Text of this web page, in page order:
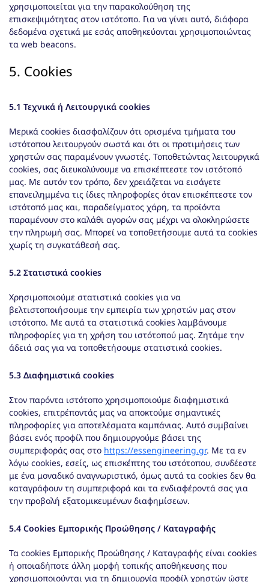
χρησιμοποιείται για την παρακολούθηση της
επισκεψιμότητας στον ιστότοπο. Για να γίνει αυτό, διάφορα
δεδομένα σχετικά με εσάς αποθηκεύονται χρησιμοποιώντας
τα web beacons.
5. Cookies
5.1 Τεχνικά ή Λειτουργικά cookies
Μερικά cookies διασφαλίζουν ότι ορισμένα τμήματα του
ιστότοπου λειτουργούν σωστά και ότι οι προτιμήσεις των
χρηστών σας παραμένουν γνωστές. Τοποθετώντας λειτουργικά
cookies, σας διευκολύνουμε να επισκέπτεστε τον ιστότοπό
μας. Με αυτόν τον τρόπο, δεν χρειάζεται να εισάγετε
επανειλημμένα τις ίδιες πληροφορίες όταν επισκέπτεστε τον
ιστότοπό μας και, παραδείγματος χάρη, τα προϊόντα
παραμένουν στο καλάθι αγορών σας μέχρι να ολοκληρώσετε
την πληρωμή σας. Μπορεί να τοποθετήσουμε αυτά τα cookies
χωρίς τη συγκατάθεσή σας.
5.2 Στατιστικά cookies
Χρησιμοποιούμε στατιστικά cookies για να
βελτιστοποιήσουμε την εμπειρία των χρηστών μας στον
ιστότοπο. Με αυτά τα στατιστικά cookies λαμβάνουμε
πληροφορίες για τη χρήση του ιστότοπού μας. Ζητάμε την
άδειά σας για να τοποθετήσουμε στατιστικά cookies.
5.3 Διαφημιστικά cookies
Στον παρόντα ιστότοπο χρησιμοποιούμε διαφημιστικά
cookies, επιτρέποντάς μας να αποκτούμε σημαντικές
πληροφορίες για αποτελέσματα καμπάνιας. Αυτό συμβαίνει
βάσει ενός προφίλ που δημιουργούμε βάσει της
συμπεριφοράς σας στο https://essengineering.gr. Με τα εν
λόγω cookies, εσείς, ως επισκέπτης του ιστότοπου, συνδέεστε
με ένα μοναδικό αναγνωριστικό, όμως αυτά τα cookies δεν θα
καταγράφουν τη συμπεριφορά και τα ενδιαφέροντά σας για
την προβολή εξατομικευμένων διαφημίσεων.
5.4 Cookies Εμπορικής Προώθησης / Καταγραφής
Τα cookies Εμπορικής Προώθησης / Καταγραφής είναι cookies
ή οποιαδήποτε άλλη μορφή τοπικής αποθήκευσης που
χρησιμοποιούνται για τη δημιουργία προφίλ χρηστών ώστε